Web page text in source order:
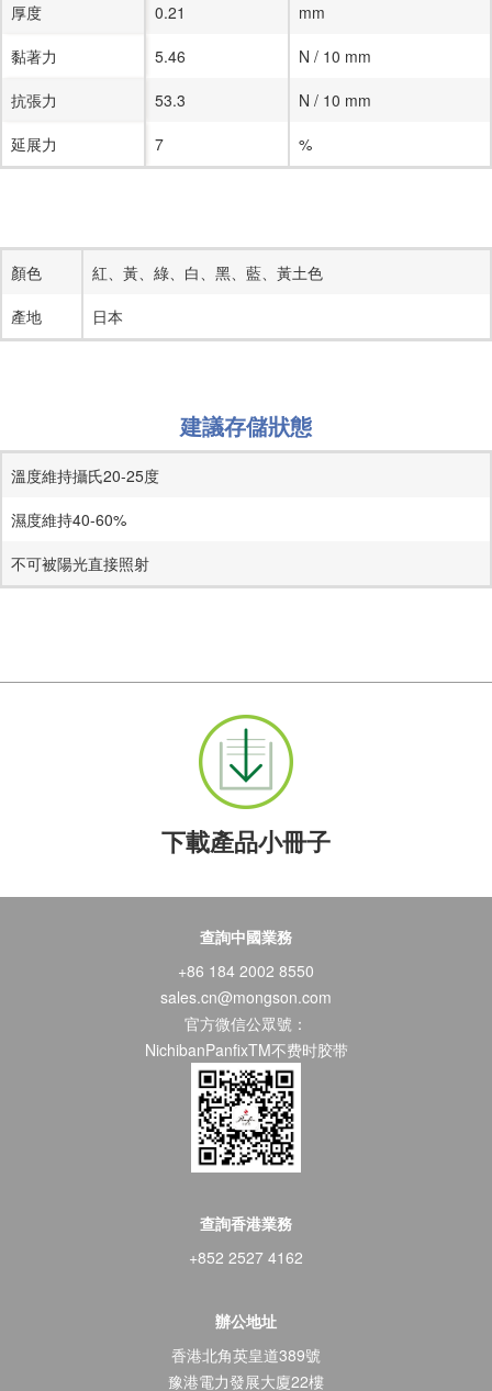
厚度 0.21
mm
黏著力
5.46
N / 10 mm
抗張力
53.3
N / 10 mm
延展力
7 %
顏色
紅、黃、綠、白、黑、藍、黃土色
產地
日本
建議存儲狀態
溫度維持攝氏20-25度
濕度維持40-60%
不可被陽光直接照射
下載產品小冊子
查詢中國業務
+86 184 2002 8550
sales.cn@mongson.com
官方微信公眾號：
NichibanPanfixTM不费时胶带
查詢香港業務
+852 2527 4162
辦公地址
香港北角英皇道389號
豫港電力發展大廈22樓